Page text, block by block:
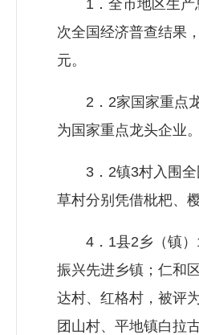
1．全市地区生产总
次全国经济普查结果
元。
2．2家国家重点龙
为国家重点龙头企业。
3．2镇3村入围全
草村分别凭借枇杷、
4．1县2乡（镇）
振兴先进乡镇；仁和
达村、红格村，被评
团山村、平地镇白拉